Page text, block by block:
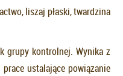
liszaj płaski, twardzina
grupy kontrolnej. Wynika z
ustalające powiązanie